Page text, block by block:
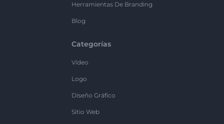
Herramientas De Branding
Blog
Categorías
Vídeo
Logo
Diseño Gráfico
Sitio Web